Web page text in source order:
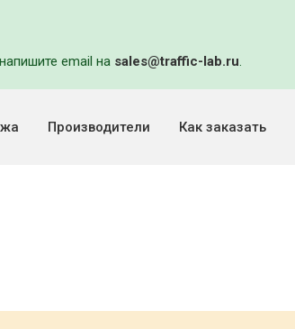
email на sales@traffic-lab.ru.
Производители Как заказать